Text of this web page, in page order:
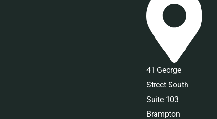
41 George
Street South
Suite 103
Brampton